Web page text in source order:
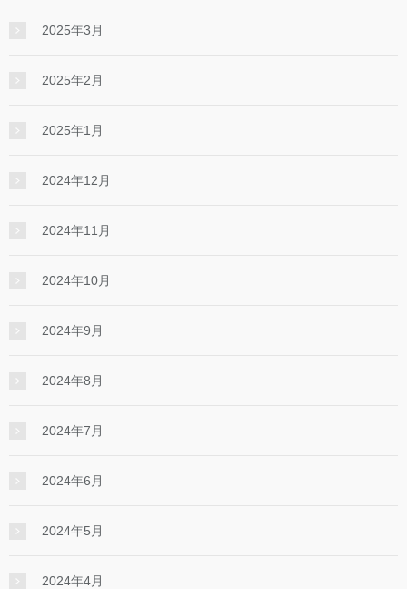
2025年3月
2025年2月
2025年1月
2024年12月
2024年11月
2024年10月
2024年9月
2024年8月
2024年7月
2024年6月
2024年5月
2024年4月